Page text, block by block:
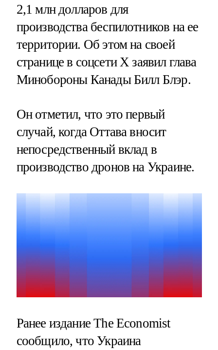
2,1 млн долларов для
производства беспилотников на ее
территории. Об этом на своей
странице в соцсети Х заявил глава
Минобороны Канады Билл Блэр.
Он отметил, что это первый
случай, когда Оттава вносит
непосредственный вклад в
производство дронов на Украине.
Ранее издание The Economist
сообщило, что Украина